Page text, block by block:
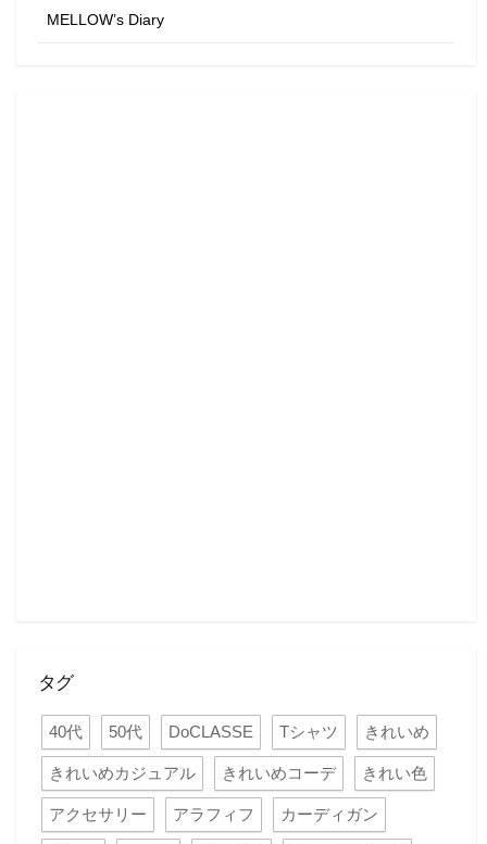
MELLOW’s Diary
タグ
40代 50代 DoCLASSE Tシャツ きれいめ
きれいめカジュアル きれいめコーデ きれい色
アクセサリー アラフィフ カーディガン